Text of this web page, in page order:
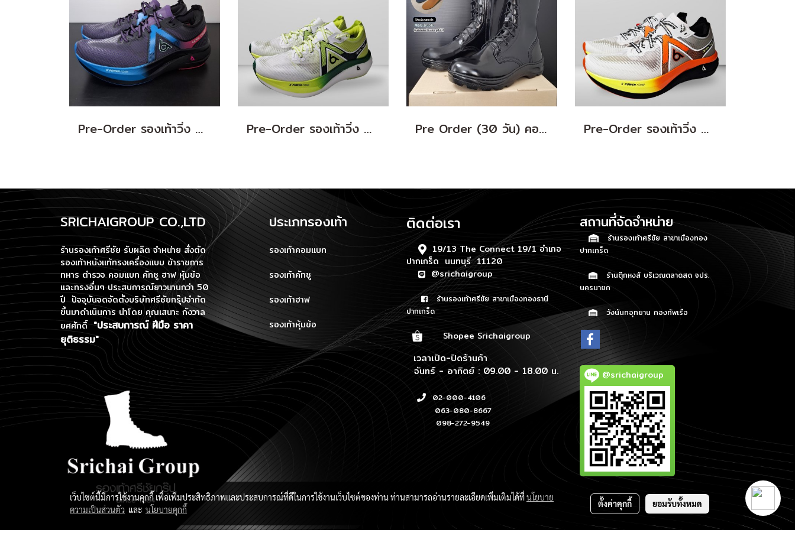
Pre-Order รองเท้าวิ่ง Apex Beat Swift (Violet/Black) Pre-Order รองเท้าวิ่ง Apex Beat Swift (White/Green) Pre Order (30 วัน) คอมแบท รุ่น USP5+ Zip Pre-Order รองเท้าวิ่ง Apex Beat Swift (Light Grey/Black)
SRICHAIGROUP CO.,LTD
ร้านรองเท้าศรีชัย รับผลิต จำหน่าย สั่งตัด
รองเท้าหนังแท้ทรงเครื่องแบบ ข้าราชการ
ทหาร ตำรวจ คอมแบท คัทชู ฮาฟ หุ้มข้อ
และทรงอื่นๆ ประสบการณ์ยาวนานกว่า 50
ปี ปัจจุบันจดจัดตั้งบริษัทศรีชัยกรุ๊ปจำกัด
ขึ้นมาดำเนินการนำโดย คุณเสนาะ กังวาล
ยศศักดิ์ "ประสบการณ์ ฝีมือ ราคา
ยุติธรรม"
ประเภทรองเท้า
รองเท้าคอมแบท
รองเท้าคัทชู
รองเท้าฮาฟ
รองเท้าหุ้มข้อ
ติดต่อเรา
19/13 The Connect 19/1 อำเภอ
ปากเกร็ด นนทบุรี 11120
@srichaigroup
ร้านรองเท้าศรีชัย สาขาเมืองทองธานี
ปากเกร็ด
Shopee Srichaigroup
เวลาเปิด-ปิดร้านค้า
จันทร์ - อาทิตย์ : 09.00 - 18.00 น.
02-000-4106
063-080-8667
098-272-9549
สถานที่จัดจำหน่าย
ร้านรองเท้าศรีชัย สาขาเมืองทอง
ปากเกร็ด
ร้านตุ๊กหงส์ บริเวณตลาดสด จปร.
นครนายก
วังนันทอุทยาน กองทัพเรือ
@srichaigroup
เว็บไซต์นี้มีการใช้งานคุกกี้ เพื่อเพิ่มประสิทธิภาพและประสบการณ์ที่ดีในการใช้งานเว็บไซต์ของท่าน ท่านสามารถอ่านรายละเอียดเพิ่มเติมได้ที่นโยบาย
ความเป็นส่วนตัว และ นโยบายคุกกี้
ตั้งค่าคุกกี้ ยอมรับทั้งหมด